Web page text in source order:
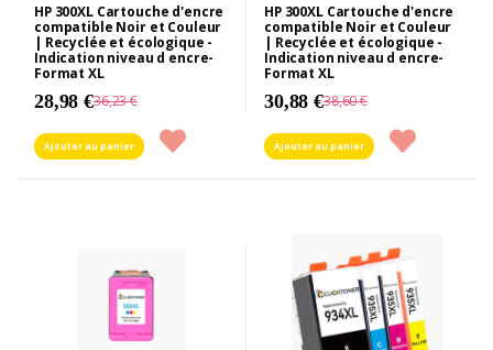
HP 300XL Cartouche d'encre
compatible Noir et Couleur
| Recyclée et écologique -
Indication niveau d encre-
Format XL
28,98 €36,23 €
Ajouter au panier
HP 300XL Cartouche d'encre
compatible Noir et Couleur
| Recyclée et écologique -
Indication niveau d encre-
Format XL
30,88 €38,60 €
Ajouter au panier